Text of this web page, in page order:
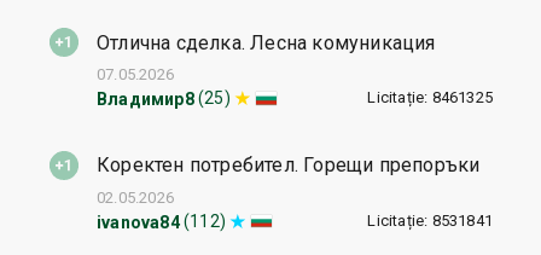
Отлична сделка. Лесна комуникация
Владимир8 (25) Licitație: 8461325
07.05.2026
Коректен потребител. Горещи препоръки
ivanova84 (112) Licitație: 8531841
02.05.2026